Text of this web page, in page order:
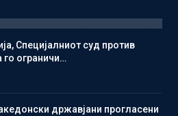
Специјалниот суд против
го ограничи…
државјани прогласени